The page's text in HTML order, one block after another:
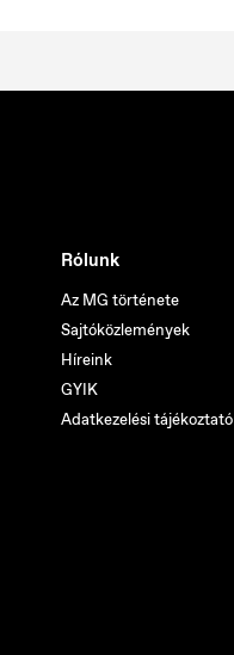
Rólunk
Az MG története
Sajtóközlemények
Híreink
GYIK
Adatkezelési tájékoztató